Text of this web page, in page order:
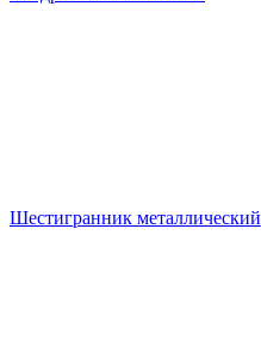
Шестигранник металлический